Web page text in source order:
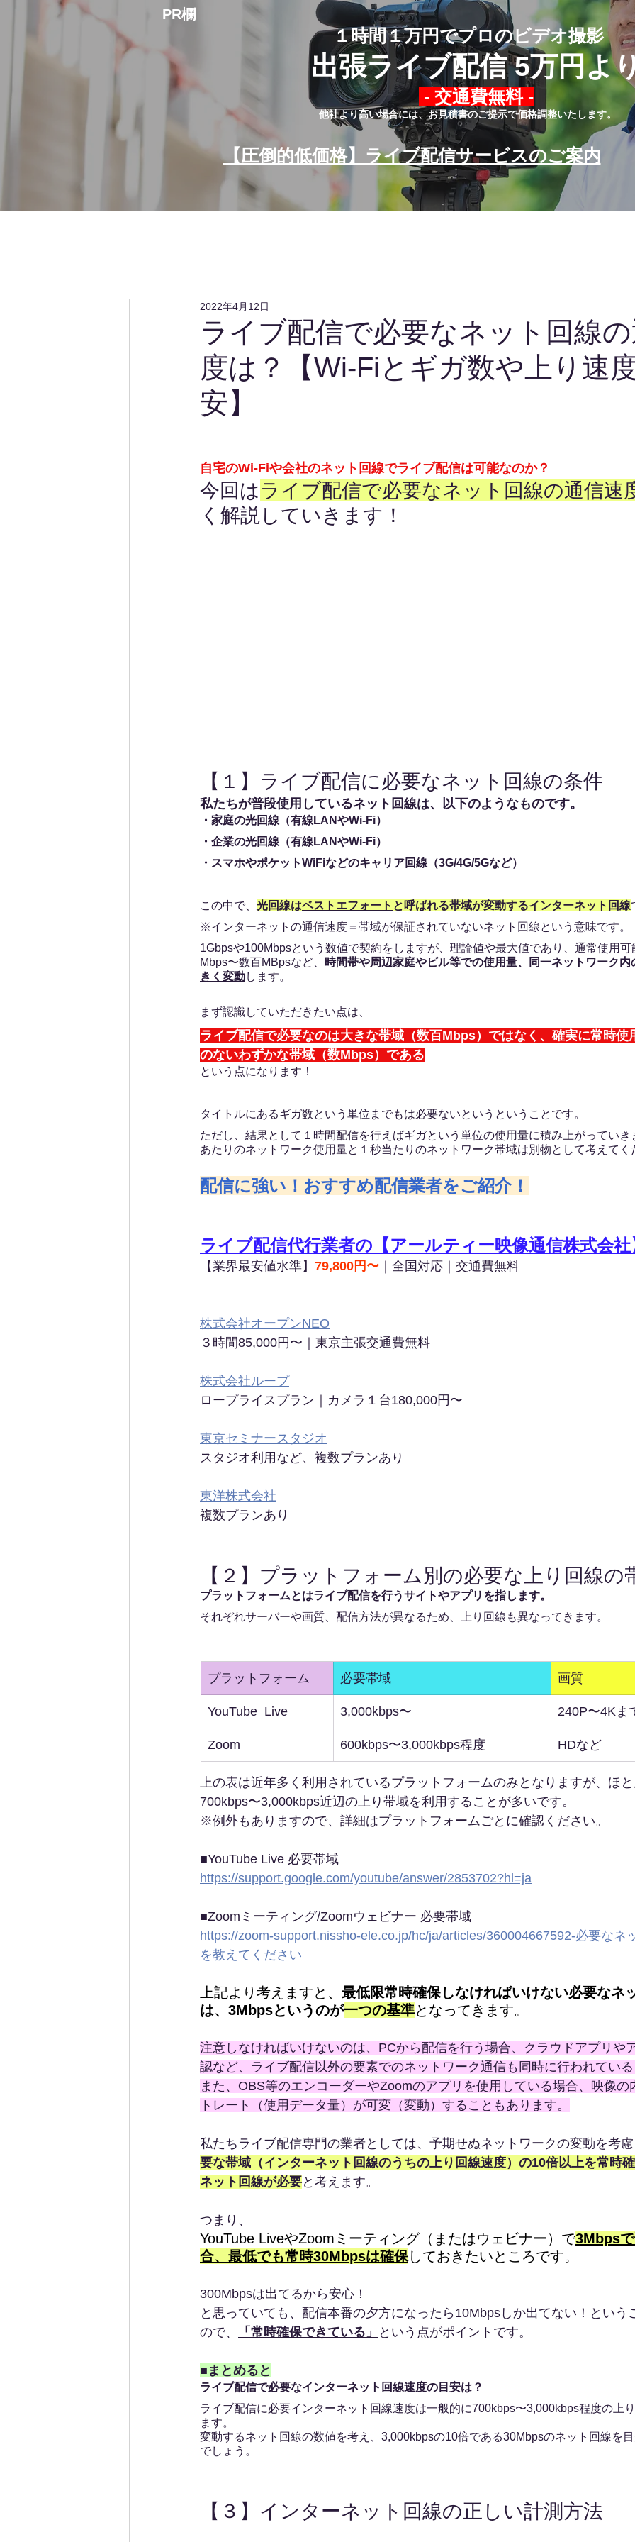
PR欄
１時間１万円でプロのビデオ撮影
- 交通費無料 -
出張ライブ配信 5万円よ
他社より高い場合には、お見積書のご提示で価格調整いたします。
【圧倒的低価格】ライブ配信サービスのご案内
ライブ配信で必要なネット回線
度は？【Wi-Fiとギガ数や上り速
安】
2022年4月12日
自宅のWi-Fiや会社のネット回線でライブ配信は可能なのか？
今回はライブ配信で必要なネット回線の通信速
く解説していきます！
【１】ライブ配信に必要なネット回線の条件
私たちが普段使用しているネット回線は、以下のようなものです。
・家庭の光回線（有線LANやWi-Fi）
・企業の光回線（有線LANやWi-Fi）
・スマホやポケットWiFiなどのキャリア回線（3G/4G/5Gなど）
この中で、 光回線はベストエフォート と呼ばれる帯域が変動するインターネット回線
※インターネットの通信速度＝帯域が保証されていないネット回線という意味です。
1Gbpsや100Mbpsという数値で契約をしますが、理論値や最大値であり、通常使用
Mbps〜数百MBpsなど、
時間帯や周辺家庭やビル等での使用量、同一ネットワーク内
きく変動します。
まず認識していただきたい点は、
ライブ配信で必要なのは大きな帯域（数百Mbps）ではなく、確実に常時使
のないわずかな帯域（数Mbps）である
という点になります！
タイトルにあるギガ数という単位までもは必要ないというということです。
ただし、結果として１時間配信を行えばギガという単位の使用量に積み上がっていき
あたりのネットワーク使用量と１秒当たりのネットワーク帯域は別物として考えてく
配信に強い！おすすめ配信業者をご紹介！
ライブ配信代行業者の【アールティー映像通信株式会社
【業界最安値水準】 79,800円〜 ｜全国対応｜交通費無料
株式会社オープンNEO
３時間85,000円〜｜東京主張交通費無料
株式会社ループ
ロープライスプラン｜カメラ１台180,000円〜
東京セミナースタジオ
スタジオ利用など、複数プランあり
東洋株式会社
複数プランあり
【２】プラットフォーム別の必要な上り回線の
プラットフォームとはライブ配信を行うサイトやアプリを指します。
それぞれサーバーや画質、配信方法が異なるため、上り回線も異なってきます。
プラットフォーム 必要帯域 画質
YouTube  Live ​3,000kbps〜 ​240P〜4Kま
Zoom 600kbps〜3,000kbps程度 HDなど
上の表は近年多く利用されているプラットフォームのみとなりますが、ほ
700kbps〜3,000kbps近辺の上り帯域を利用することが多いです。
※例外もありますので、詳細はプラットフォームごとに確認ください。
■YouTube Live 必要帯域
https://support.google.com/youtube/answer/2853702?hl=ja
■Zoomミーティング/Zoomウェビナー 必要帯域
https://zoom-support.nissho-ele.co.jp/hc/ja/articles/360004667592-必要なネ
を教えてください
上記より考えますと、 最低限常時確保しなければいけない必要なネ
は、3Mbpsというのが一つの基準となってきます。
注意しなければいけないのは、PCから配信を行う場合、クラウドアプリや
認など、ライブ配信以外の要素でのネットワーク通信も同時に行われてい
また、OBS等のエンコーダーやZoomのアプリを使用している場合、映像の
トレート（使用データ量）が可変（変動）することもあります。
私たちライブ配信専門の業者としては、予期せぬネットワークの変動を考
要な帯域（インターネット回線のうちの上り回線速度）の10倍以上を常時
ネット回線が必要と考えます。
つまり、
YouTube LiveやZoomミーティング（またはウェビナー）で3Mbps
合、最低でも常時30Mbpsは確保しておきたいところです。
300Mbpsは出てるから安心！
と思っていても、配信本番の夕方になったら10Mbpsしか出てない！という
ので、
「常時確保できている」 という点がポイントです。
■まとめると
ライブ配信で必要なインターネット回線速度の目安は？
ライブ配信に必要インターネット回線速度は一般的に700kbps〜3,000kbps程度の上
ます。
変動するネット回線の数値を考え、3,000kbpsの10倍である30Mbpsのネット回線を
でしょう。
【３】インターネット回線の正しい計測方法